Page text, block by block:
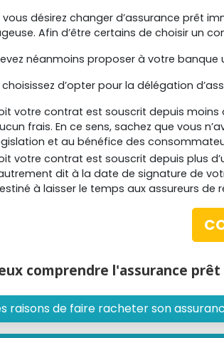
vous désirez changer d’assurance prêt
Afin d’être certains de choisir un
néanmoins proposer à votre
choisissez d’opter pour la délégation
votre contrat est souscrit depuis moins
frais. En ce sens, sachez que vous
et au bénéfice des
votre contrat est souscrit depuis plus
dit à la date de signature de
à laisser le temps aux assureurs de
comprendre l'assurance
raisons de faire racheter son